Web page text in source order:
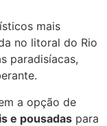
mais
no litoral do Rio
paradisíacas,
a opção de
e pousadas para